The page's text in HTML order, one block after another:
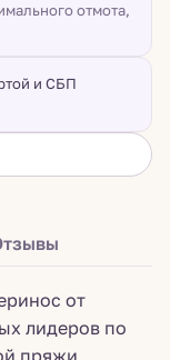
отмота,
и СБП
от
лидеров по